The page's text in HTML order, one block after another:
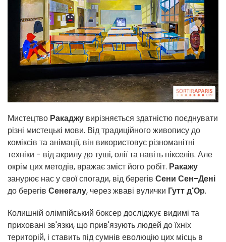
Мистецтво Ракаджу вирізняється здатністю поєднувати
різні мистецькі мови. Від традиційного живопису до
коміксів та анімації, він використовує різноманітні
техніки - від акрилу до туші, олії та навіть пікселів. Але
окрім цих методів, вражає зміст його робіт. Ракажу
занурює нас у свої спогади, від берегів Сени Сен-Дені
до берегів Сенегалу, через жваві вулички Гутт д'Ор.
Колишній олімпійський боксер досліджує видимі та
приховані зв'язки, що прив'язують людей до їхніх
територій, і ставить під сумнів еволюцію цих місць в